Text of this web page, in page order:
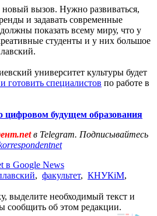
вызов. Нужно развиваться,
и задавать современные
показать всему миру, что у
студенты и у них большое
университет культуры будет
готовить специалистов по работе в
цифровом будущем образования
в Telegram. Подписывайтесь
в Google News
, факультет, КНУКіМ,
выделите необходимый текст и
сообщить об этом редакции.